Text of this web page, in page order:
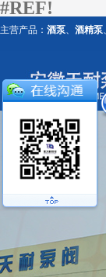
#REF!
主营产品： 酒泵、 酒精泵